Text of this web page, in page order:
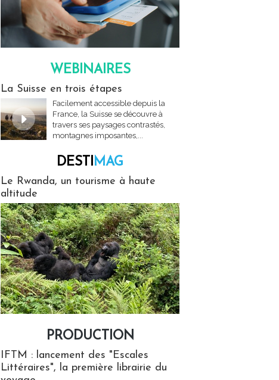
WEBINAIRES
La Suisse en trois étapes
Facilement accessible depuis la
France, la Suisse se découvre à
travers ses paysages contrastés,
montagnes imposantes,...
DESTIMAG
Le Rwanda, un tourisme à haute
altitude
PRODUCTION
IFTM : lancement des "Escales
Littéraires", la première librairie du